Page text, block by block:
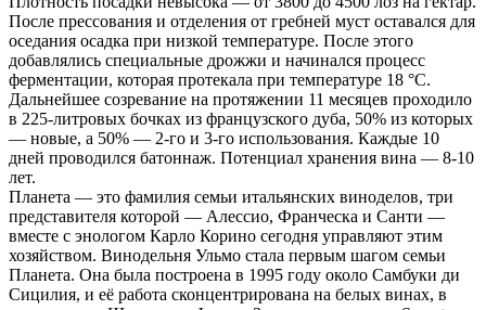
После прессования и отделения от гребней муст оставался для
оседания осадка при низкой температуре. После этого
добавлялись специальные дрожжи и начинался процесс
ферментации, которая протекала при температуре 18 °С.
Дальнейшее созревание на протяжении 11 месяцев проходило
в 225-литровых бочках из французского дуба, 50% из которых
— новые, а 50% — 2-го и 3-го использования. Каждые 10
дней проводился батоннаж. Потенциал хранения вина — 8-10
лет.
Планета — это фамилия семьи итальянских виноделов, три
представителя которой — Алессио, Франческа и Санти —
вместе с энологом Карло Корино сегодня управляют этим
хозяйством. Винодельня Ульмо стала первым шагом семьи
Планета. Она была построена в 1995 году около Самбуки ди
Сицилия, и её работа сконцентрирована на белых винах, в